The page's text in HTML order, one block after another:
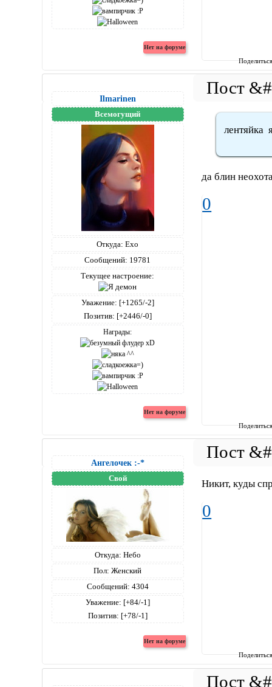
Ilmarinen
Всемогущий
Откуда: Ехо
Сообщений: 19781
Текущее настроение:
Уважение: [+1265/-2]
Позитив: [+2446/-0]
Награды:
лентяйка
да блин
0
Ангелочек :-*
Свой
Откуда: Небо
Пол: Женский
Сообщений: 4304
Уважение: [+84/-1]
Позитив: [+78/-1]
Никит, куды
0